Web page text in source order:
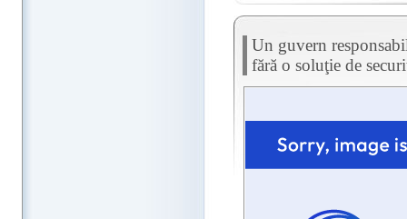
Un guvern
fără o soluţie de